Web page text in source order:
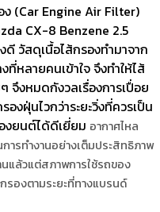
(Car Engine Air Filter)
CX-8 Benzene 2.5
วัสดุเนื้อไส้กรองทำมาจาก
ที่หลายคนเข้าใจ จึงทำให้ไส้
จึงหมดกังวลเรื่องการเปื่อย
งฝุ่นไวกว่าระยะวิ่งที่ควรเป็น
งยนต์ได้ดีเยี่ยม อากาศไหล
ารทำงานอย่างเต็มประสิทธิภาพ
นแล้วแต่สภาพการใช้รถของ
รองตามระยะที่ทางแบรนด์